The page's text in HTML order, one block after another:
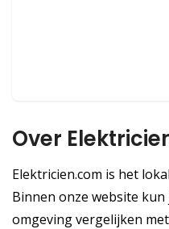
Over
Elektricien.com is het
Binnen onze website
omgeving vergelijken